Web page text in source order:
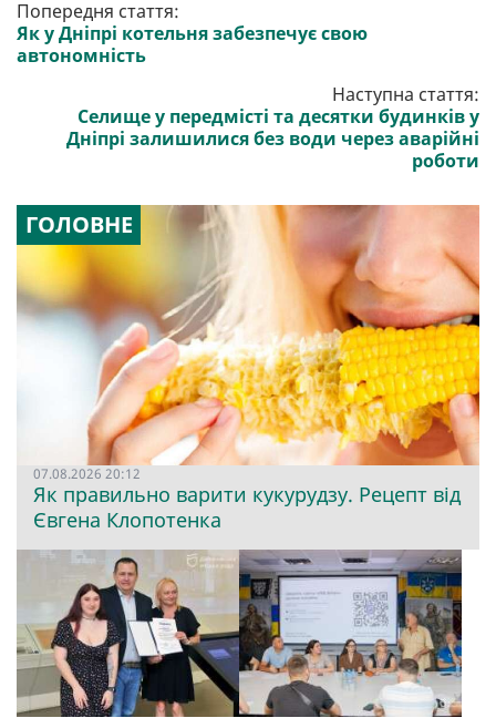
Попередня стаття:
Як у Дніпрі котельня забезпечує свою
автономність
Наступна стаття:
Селище у передмісті та десятки будинків у
Дніпрі залишилися без води через аварійні
роботи
ГОЛОВНЕ
07.08.2026 20:12
Як правильно варити кукурудзу. Рецепт від
Євгена Клопотенка